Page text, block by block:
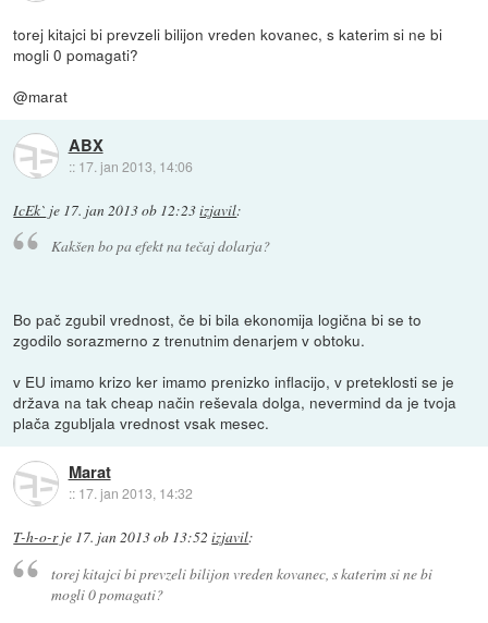
torej kitajci bi prevzeli bilijon vreden kovanec, s katerim si ne bi
mogli 0 pomagati?
@marat
ABX
:: 17. jan 2013, 14:06
IcEk` je 17. jan 2013 ob 12:23izjavil:
Kakšen bo pa efekt na tečaj dolarja?
Bo pač zgubil vrednost, če bi bila ekonomija logična bi se to
zgodilo sorazmerno z trenutnim denarjem v obtoku.
v EU imamo krizo ker imamo prenizko inflacijo, v preteklosti se je
država na tak cheap način reševala dolga, nevermind da je tvoja
plača zgubljala vrednost vsak mesec.
Marat
:: 17. jan 2013, 14:32
T-h-o-rje 17. jan 2013 ob 13:52 izjavil:
torej kitajci bi prevzeli bilijon vreden kovanec, s katerim si ne bi
mogli 0 pomagati?